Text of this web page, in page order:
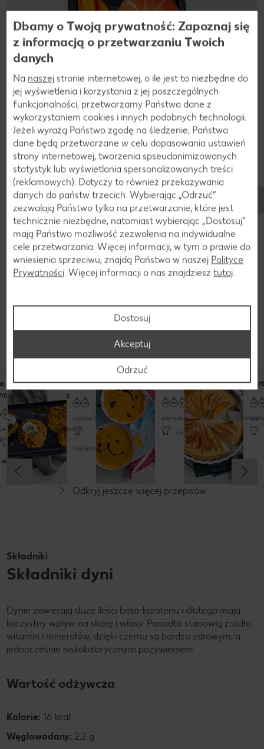
Przepisy
bianca z dynią,
i mozzarellą
trochę czasu (do 60 minut)
wyrafinowany
Placki z dyni
szybko (do 30 minut)
nieskomplikowany
Zupa dyniowa
zajmuje trochę czasu (do 60 minut)
nieskomplikowany
Odkryj jeszcze więcej przepisów
Składniki
Składniki dyni
Dynie zawierają duże ilości beta-karotenu i dlatego mają
korzystny wpływ na skórę i włosy. Ponadto stanowią źródło
witamin i minerałów, dzięki czemu są bardzo zdrowym, a
jednocześnie niskokalorycznym pożywieniem.
Wartość odżywcza
Kalorie: 16 kcal
Węglowodany: 2,2 g
Dbamy o Twoją prywatność: Zapoznaj się
z informacją o przetwarzaniu Twoich
danych
Na naszej stronie internetowej, o ile jest to niezbędne do
jej wyświetlenia i korzystania z jej poszczególnych
funkcjonalności, przetwarzamy Państwa dane z
wykorzystaniem cookies i innych podobnych technologii.
Jeżeli wyrażą Państwo zgodę na śledzenie, Państwa
dane będą przetwarzane w celu dopasowania ustawień
strony internetowej, tworzenia spseudonimizowanych
statystyk lub wyświetlania spersonalizowanych treści
(reklamowych). Dotyczy to również przekazywania
danych do państw trzecich. Wybierając „Odrzuć“
zezwalają Państwo tylko na przetwarzanie, które jest
technicznie niezbędne, natomiast wybierając „Dostosuj”
mają Państwo możliwość zezwolenia na indywidualne
cele przetwarzania. Więcej informacji, w tym o prawie do
wniesienia sprzeciwu, znajdą Państwo w naszej Polityce
Prywatności. Więcej informacji o nas znajdziesz tutaj.
Dostosuj
Odrzuć
Akceptuj